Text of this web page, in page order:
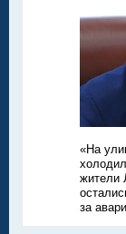
«На
жители
за